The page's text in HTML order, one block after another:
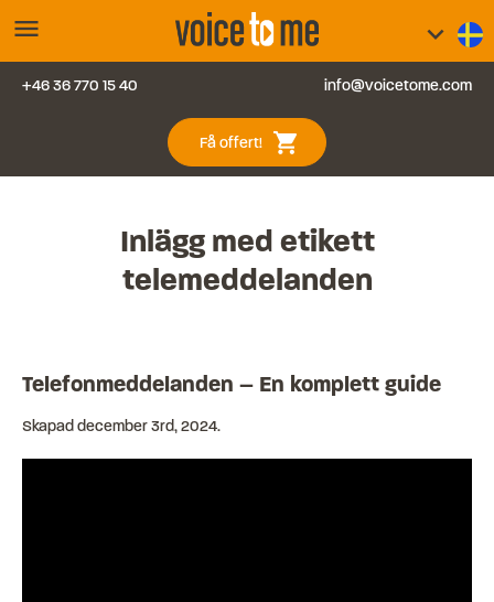
menu
Vanliga frågor
keyboard_arrow_down
+46 36 770 15 40 info@voicetome.com
Få offert! shopping_cart
Inlägg med etikett
telemeddelanden
Telefonmeddelanden – En komplett guide
Skapad december 3rd, 2024.